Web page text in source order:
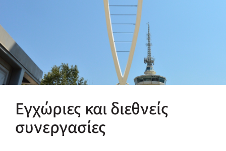
Εγχώριες και διεθνείς
συνεργασίες